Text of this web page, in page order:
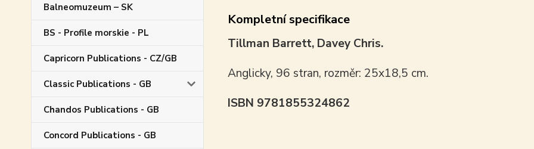
Balneomuzeum – SK
BS - Profile morskie - PL
Capricorn Publications - CZ/GB
Classic Publications - GB
Chandos Publications - GB
Concord Publications - GB
Kompletní specifikace
Tillman Barrett, Davey Chris.
Anglicky, 96 stran, rozměr: 25x18,5 cm.
ISBN 9781855324862